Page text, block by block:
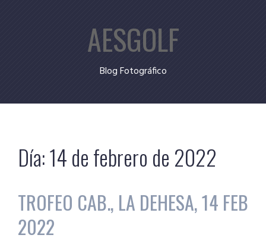
AESGOLF
Blog Fotográfico
Día:14 de febrero de 2022
TROFEO CAB., LA DEHESA, 14 FEB
2022